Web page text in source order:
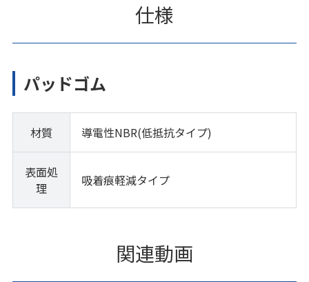
仕様
パッドゴム
材質 導電性NBR(低抵抗タイプ)
表面処
理
吸着痕軽減タイプ
関連動画